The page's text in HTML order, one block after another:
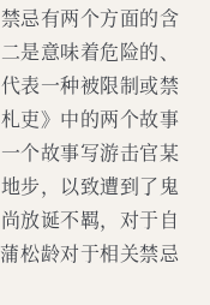
忌有两个方面的含
是意味着危险的、
表一种被限制或禁
吏》中的两个故事
个故事写游击官某
步，以致遭到了鬼
放诞不羁，对于自
松龄对于相关禁忌